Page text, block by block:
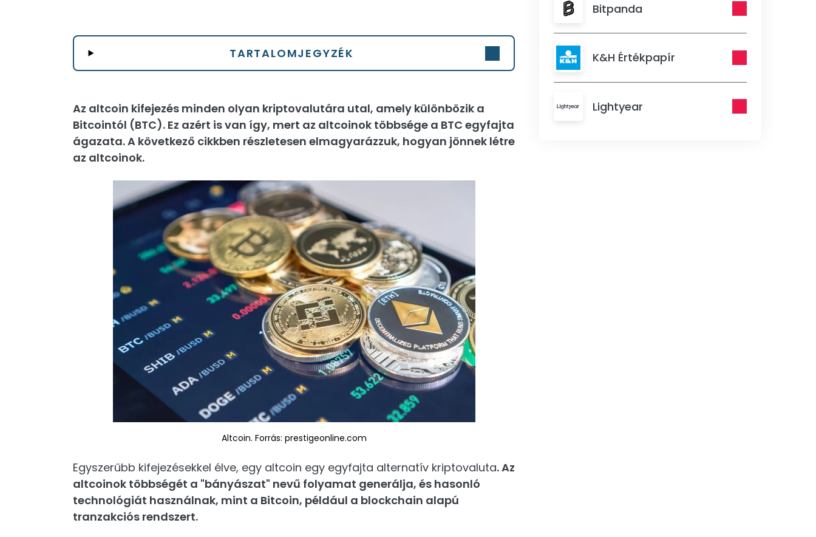
TARTALOMJEGYZÉK
Az altcoin kifejezés minden olyan kriptovalutára utal, amely különbözik a
Bitcointól (BTC). Ez azért is van így, mert az altcoinok többsége a BTC egyfajta
ágazata. A következő cikkben részletesen elmagyarázzuk, hogyan jönnek létre
az altcoinok.
Altcoin. Forrás: prestigeonline.com
Egyszerűbb kifejezésekkel élve, egy altcoin egy egyfajta alternatív kriptovaluta. Az
altcoinok többségét a "bányászat" nevű folyamat generálja, és hasonló
technológiát használnak, mint a Bitcoin, például a blockchain alapú
tranzakciós rendszert.
Bitpanda
K&H Értékpapír
Lightyear